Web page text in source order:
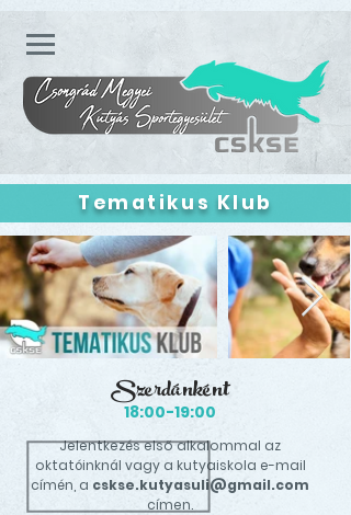
Tematikus Klub
Szerdánként
18:00-19:00
Jelentkezés első alkalommal az
oktatóinknál vagy a kutyaiskola e-mail
címén, a cskse.kutyasuli@gmail.com
címen.